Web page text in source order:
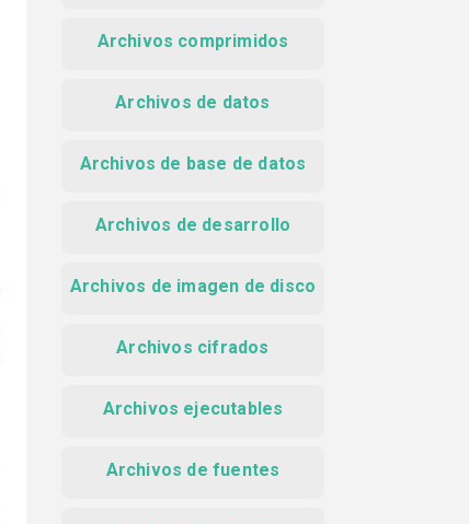
Archivos comprimidos
Archivos de datos
Archivos de base de datos
Archivos de desarrollo
Archivos de imagen de disco
Archivos cifrados
Archivos ejecutables
Archivos de fuentes